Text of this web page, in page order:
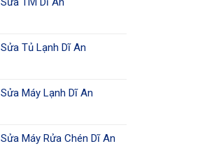
Sửa Tủ Lạnh Dĩ An
Sửa Máy Lạnh Dĩ An
Sửa Máy Rửa Chén Dĩ An